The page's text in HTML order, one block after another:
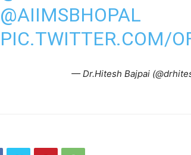
@AIIMSBHOPAL
PIC.TWITTER.COM/
— Dr.Hitesh Bajpai